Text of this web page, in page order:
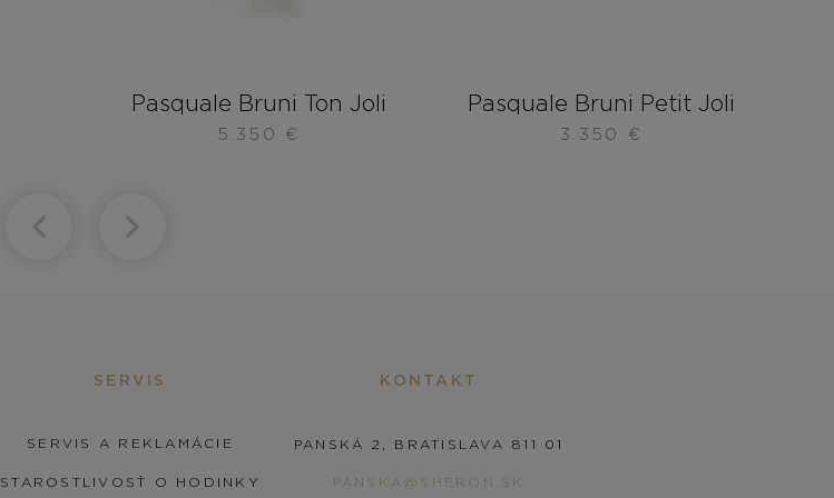
Pasquale Bruni Ton Joli
5.350 €
Pasquale Bruni Petit Joli
3.350 €
SERVIS
SERVIS A REKLAMÁCIE
STAROSTLIVOSŤ O HODINKY
KONTAKT
PANSKÁ 2, BRATISLAVA 811 01
PANSKA@SHERON.SK